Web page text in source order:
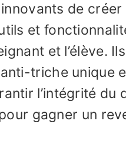
de créer
et
et l’élève. Ils
triche unique
l’intégrité du
gagner un